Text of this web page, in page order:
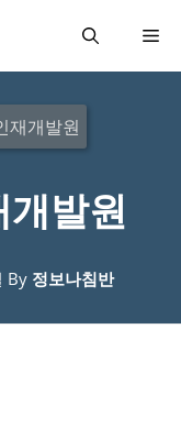
메
재개발원
발원
By 정보나침반